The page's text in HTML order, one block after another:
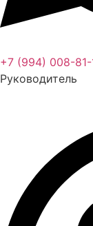
+7 (994) 008-81-
Руководитель